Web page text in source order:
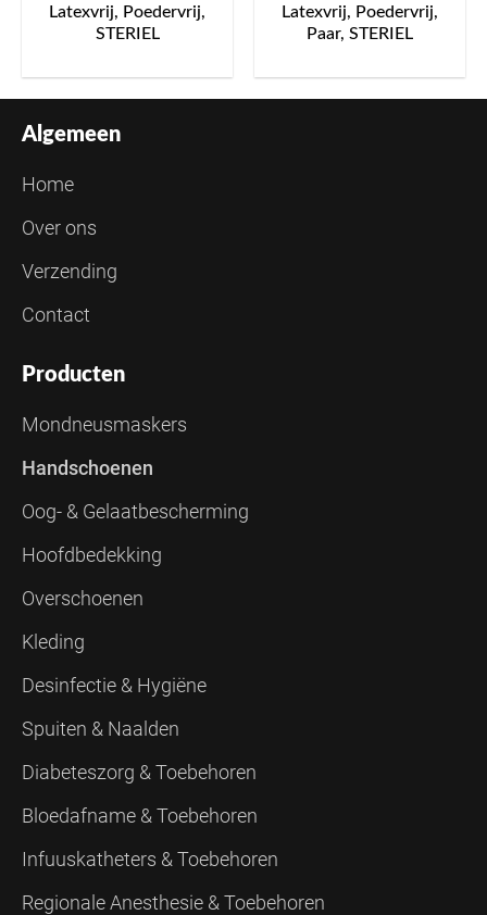
Latexvrij, Poedervrij,
STERIEL
Latexvrij, Poedervrij,
Paar, STERIEL
Algemeen
Home
Over ons
Verzending
Contact
Producten
Mondneusmaskers
Handschoenen
Oog- & Gelaatbescherming
Hoofdbedekking
Overschoenen
Kleding
Desinfectie & Hygiëne
Spuiten & Naalden
Diabeteszorg & Toebehoren
Bloedafname & Toebehoren
Infuuskatheters & Toebehoren
Regionale Anesthesie & Toebehoren